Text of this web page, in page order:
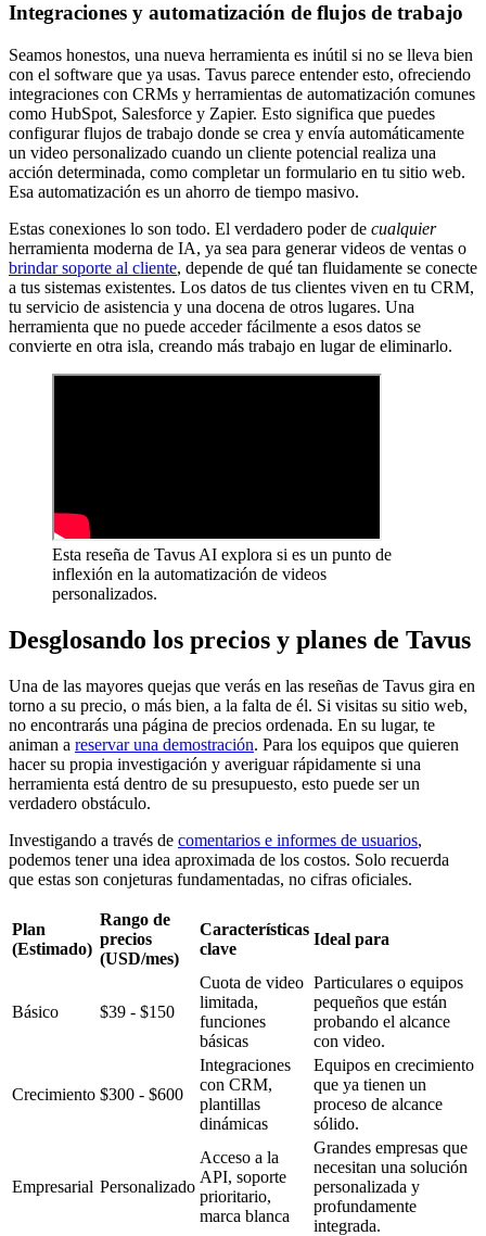
Integraciones y automatización de flujos de trabajo
Seamos honestos, una nueva herramienta es inútil si no se lleva bien
con el software que ya usas. Tavus parece entender esto, ofreciendo
integraciones con CRMs y herramientas de automatización comunes
como HubSpot, Salesforce y Zapier. Esto significa que puedes
configurar flujos de trabajo donde se crea y envía automáticamente
un video personalizado cuando un cliente potencial realiza una
acción determinada, como completar un formulario en tu sitio web.
Esa automatización es un ahorro de tiempo masivo.
Estas conexiones lo son todo. El verdadero poder de cualquier
herramienta moderna de IA, ya sea para generar videos de ventas o
brindar soporte al cliente, depende de qué tan fluidamente se conecte
a tus sistemas existentes. Los datos de tus clientes viven en tu CRM,
tu servicio de asistencia y una docena de otros lugares. Una
herramienta que no puede acceder fácilmente a esos datos se
convierte en otra isla, creando más trabajo en lugar de eliminarlo.
Esta reseña de Tavus AI explora si es un punto de
inflexión en la automatización de videos
personalizados.
Desglosando los precios y planes de Tavus
Una de las mayores quejas que verás en las reseñas de Tavus gira en
torno a su precio, o más bien, a la falta de él. Si visitas su sitio web,
no encontrarás una página de precios ordenada. En su lugar, te
animan a reservar una demostración. Para los equipos que quieren
hacer su propia investigación y averiguar rápidamente si una
herramienta está dentro de su presupuesto, esto puede ser un
verdadero obstáculo.
Investigando a través de comentarios e informes de usuarios,
podemos tener una idea aproximada de los costos. Solo recuerda
que estas son conjeturas fundamentadas, no cifras oficiales.
Plan
(Estimado)
Rango de
precios
(USD/mes)
Características
clave
Ideal para
Básico $39 - $150
Cuota de video
limitada,
funciones
básicas
Particulares o equipos
pequeños que están
probando el alcance
con video.
Crecimiento $300 - $600
Integraciones
con CRM,
plantillas
dinámicas
Equipos en crecimiento
que ya tienen un
proceso de alcance
sólido.
Empresarial Personalizado
Acceso a la
API, soporte
prioritario,
marca blanca
Grandes empresas que
necesitan una solución
personalizada y
profundamente
integrada.